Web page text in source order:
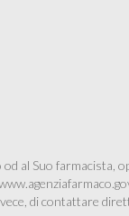
al Suo
di contattare